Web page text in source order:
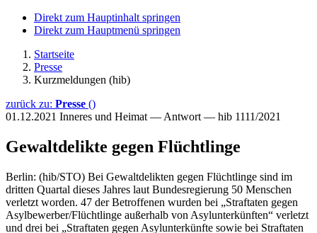
Direkt zum Hauptinhalt springen
Direkt zum Hauptmenü springen
Startseite
Presse
Kurzmeldungen (hib)
zurück zu: Presse ()
01.12.2021 Inneres und Heimat — Antwort — hib 1111/2021
Gewaltdelikte gegen Flüchtlinge
Berlin: (hib/STO) Bei Gewaltdelikten gegen Flüchtlinge sind im
dritten Quartal dieses Jahres laut Bundesregierung 50 Menschen
verletzt worden. 47 der Betroffenen wurden bei „Straftaten gegen
Asylbewerber/Flüchtlinge außerhalb von Asylunterkünften“ verletzt
und drei bei „Straftaten gegen Asylunterkünfte sowie bei Straftaten